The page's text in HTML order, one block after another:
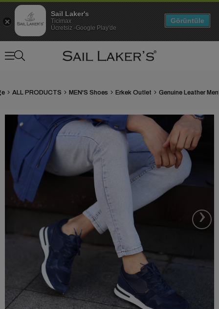
ALL PRODUCTS MEN'S Shoes Erkek Outlet
›
Sail Laker's
Ticimax
Ücretsiz -Google Play'de
Görüntüle